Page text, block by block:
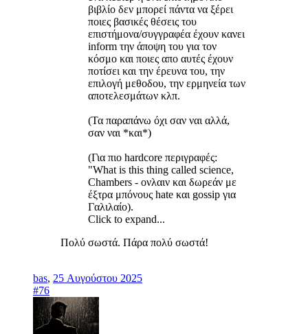
βιβλίο δεν μπορεί πάντα να ξέρει
ποιες βασικές θέσεις του
επιστήμονα/συγγραφέα έχουν κανει
inform την άποψη του για τον
κόσμο και ποιες απο αυτές έχουν
ποτίσει και την έρευνα του, την
επιλογή μεθοδου, την ερμηνεία των
αποτελεσμάτων κλπ.
(Τα παραπάνω όχι σαν ναι αλλά,
σαν ναι *και*)
(Για πιο hardcore περιγραφές:
"What is this thing called science,
Chambers - ονλαιν και δωρεάν με
έξτρα μπόνους hate και gossip για
Γαλιλαίο).
Click to expand...
Πολύ σωστά. Πάρα πολύ σωστά!
bas, 25 Αυγούστου 2025
#76